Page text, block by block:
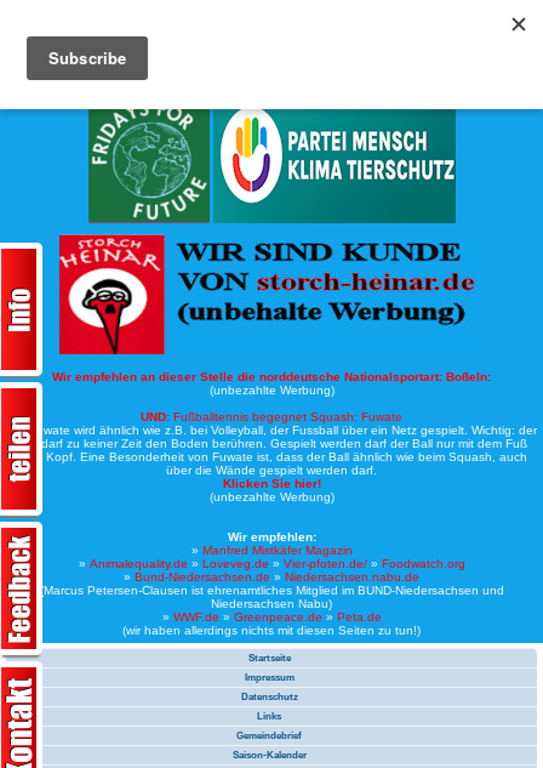
Wir empfehlen an dieser Stelle die norddeutsche Nationalsportart: Boßeln:
(unbezahlte Werbung)
UND: Fußballtennis begegnet Squash: Fuwate
Bei Fuwate wird ähnlich wie z.B. bei Volleyball, der Fussball über ein Netz gespielt. Wichtig: der
Ball darf zu keiner Zeit den Boden berühren. Gespielt werden darf der Ball nur mit dem Fuß
oder Kopf. Eine Besonderheit von Fuwate ist, dass der Ball ähnlich wie beim Squash, auch
über die Wände gespielt werden darf.
Klicken Sie hier!
(unbezahlte Werbung)
Wir empfehlen:
» Manfred Mistkäfer Magazin
» Animalequality.de » Loveveg.de » Vier-pfoten.de/» Foodwatch.org
» Bund-Niedersachsen.de » Niedersachsen.nabu.de
(Marcus Petersen-Clausen ist ehrenamtliches Mitglied im BUND-Niedersachsen und
Niedersachsen Nabu)
» WWF.de » Greenpeace.de » Peta.de
(wir haben allerdings nichts mit diesen Seiten zu tun!)
Startseite
Impressum
Datenschutz
Links
Gemeindebrief
Saison-Kalender